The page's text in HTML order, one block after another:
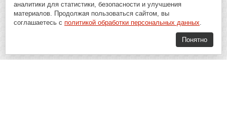
аналитики для статистики, безопасности и улучшения
материалов. Продолжая пользоваться сайтом, вы
соглашаетесь с политикой обработки персональных данных.
Понятно